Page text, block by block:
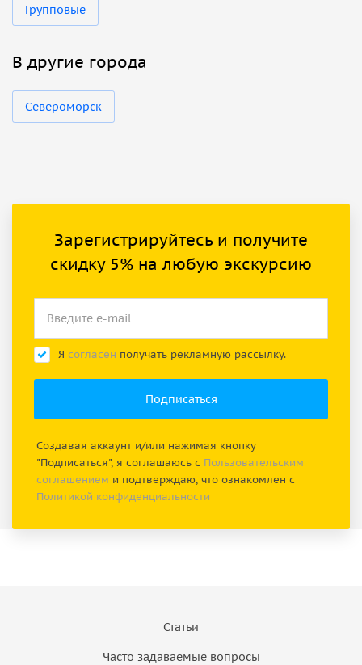
Групповые
В другие города
Североморск
Зарегистрируйтесь и получите
скидку 5% на любую экскурсию
Я согласен получать рекламную рассылку.
Создавая аккаунт и/или нажимая кнопку
"Подписаться", я соглашаюсь с Пользовательским
соглашением и подтверждаю, что ознакомлен с
Политикой конфиденциальности
Статьи
Часто задаваемые вопросы